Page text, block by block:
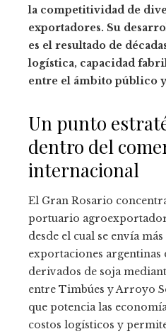
la competitividad de
exportadores. Su
es el resultado de
logística, capacidad
entre el ámbito público
Un punto
dentro del
internacional
El Gran Rosario
portuario
desde el cual se envía más
exportaciones argentinas
derivados de soja
entre Timbúes y Arroyo
que potencia las
costos logísticos y